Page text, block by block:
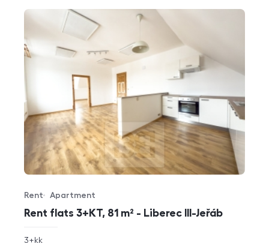
Rent flats 3+KT, 81 m² - Liberec III-Jeřáb
Offer type
Rent
Property type
Apartment
rozměry
3+kk